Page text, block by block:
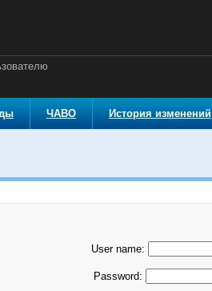
ЧАВО История изменений
User name:
Password: